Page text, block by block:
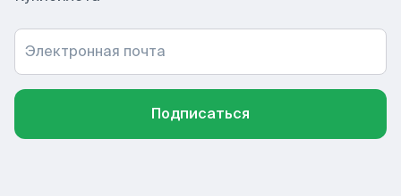
Электронная почта
Подписаться